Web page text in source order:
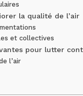
la qualité de l’air
et collectives
pour lutter
l’air